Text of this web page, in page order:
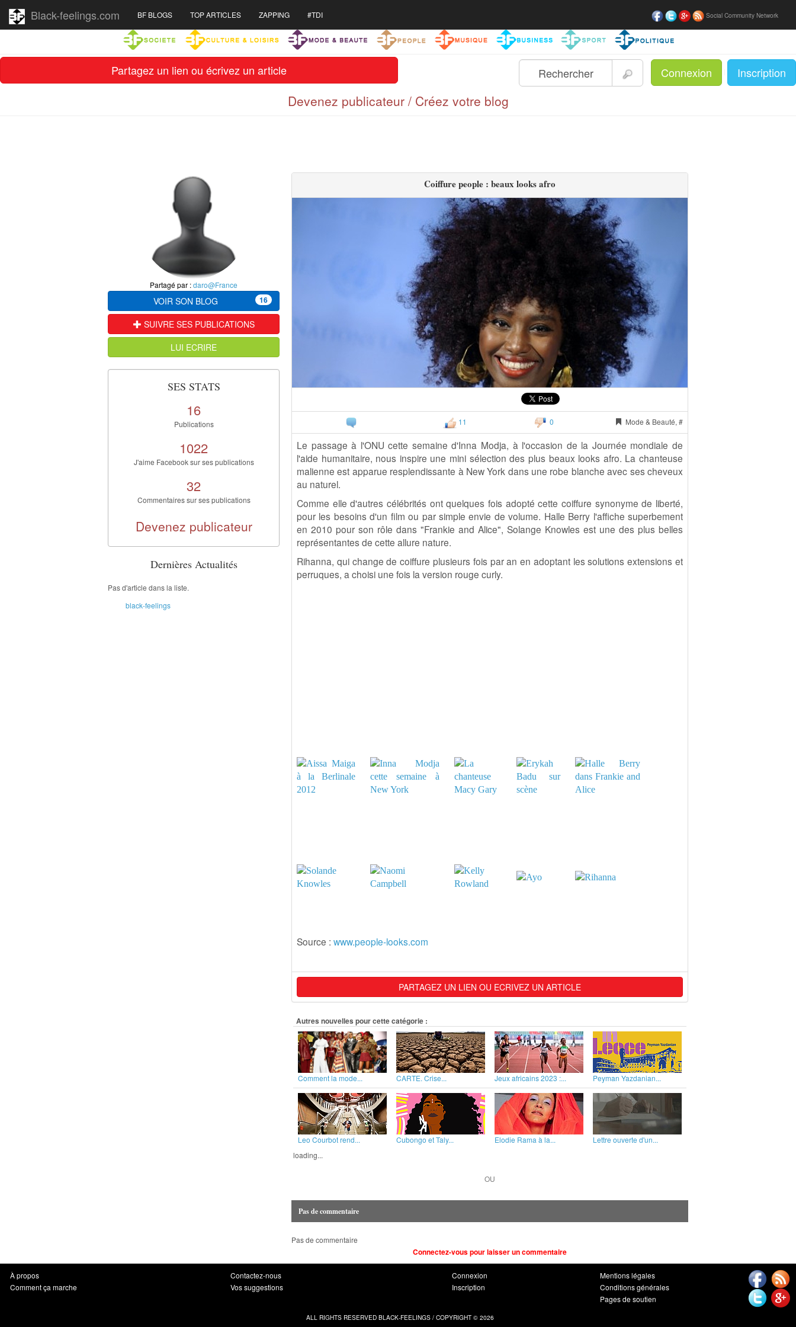
Partagez un lien ou écrivez un article Connexion Inscription
Black-feelings.com Social Community Network
BF BLOGS TOP ARTICLES ZAPPING #TDI
Devenez publicateur / Créez votre blog
Coiffure people : beaux looks afro
11 0 Mode & Beauté, #
Le passage à l'ONU cette semaine d'Inna Modja, à l'occasion de la Journée mondiale de
l'aide humanitaire, nous inspire une mini sélection des plus beaux looks afro. La chanteuse
malienne est apparue resplendissante à New York dans une robe blanche avec ses cheveux
au naturel.
Comme elle d'autres célébrités ont quelques fois adopté cette coiffure synonyme de liberté,
pour les besoins d'un film ou par simple envie de volume. Halle Berry l'affiche superbement
en 2010 pour son rôle dans "Frankie and Alice", Solange Knowles est une des plus belles
représentantes de cette allure nature.
Rihanna, qui change de coiffure plusieurs fois par an en adoptant les solutions extensions et
perruques, a choisi une fois la version rouge curly.
Source : www.people-looks.com
PARTAGEZ UN LIEN OU ECRIVEZ UN ARTICLE
Autres nouvelles pour cette catégorie :
Comment la mode... CARTE. Crise... Jeux africains 2023 :... Peyman Yazdanian...
Leo Courbot rend... Cubongo et Taly... Elodie Rama à la...
Lettre ouverte d'un...
loading...
OU
Pas de commentaire
Pas de commentaire
Connectez-vous pour laisser un commentaire
Partagé par :daro@France
VOIR SON BLOG 16
SUIVRE SES PUBLICATIONS
LUI ECRIRE
SES STATS
16
Publications
1022
J'aime Facebook sur ses publications
32
Commentaires sur ses publications
Devenez publicateur
Dernières Actualités
Pas d'article dans la liste.
black-feelings
À propos
Comment ça marche
Contactez-nous
Vos suggestions
Connexion
Inscription
Mentions légales
Conditions générales
Pages de soutien
ALL RIGHTS RESERVED BLACK-FEELINGS / COPYRIGHT © 2026